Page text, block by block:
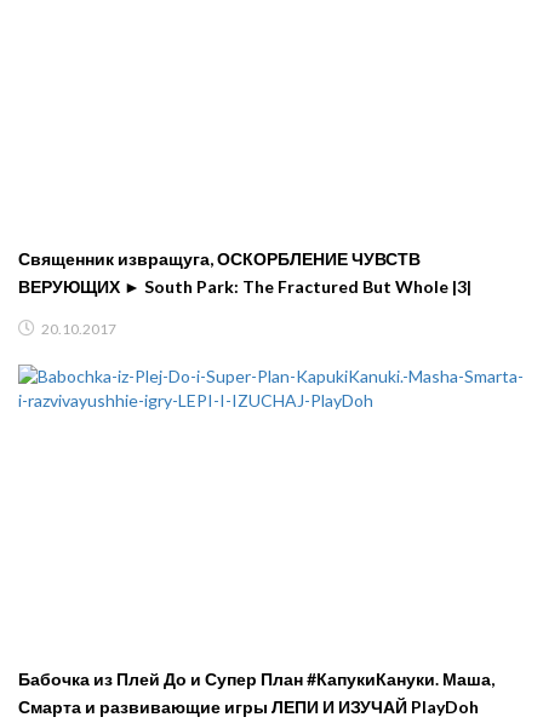
Священник извращуга, ОСКОРБЛЕНИЕ ЧУВСТВ
ВЕРУЮЩИХ ► South Park: The Fractured But Whole |3|
20.10.2017
Бабочка из Плей До и Супер План #КапукиКануки. Маша,
Смарта и развивающие игры ЛЕПИ И ИЗУЧАЙ PlayDoh